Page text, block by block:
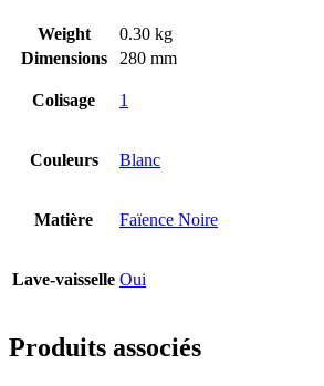
Weight
0.30 kg
Dimensions
280 mm
Colisage 1
Couleurs Blanc
Matière Faïence Noire
Lave-vaisselle Oui
Produits associés